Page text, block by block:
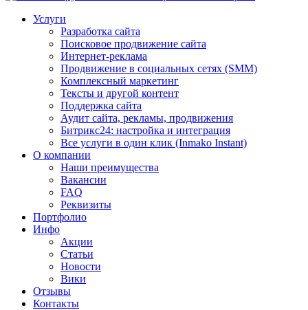
Услуги
Разработка сайта
Поисковое продвижение сайта
Интернет-реклама
Продвижение в социальных сетях (SMM)
Комплексный маркетинг
Тексты и другой контент
Поддержка сайта
Аудит сайта, рекламы, продвижения
Битрикс24: настройка и интеграция
Все услуги в один клик (Inmako Instant)
О компании
Наши преимущества
Вакансии
FAQ
Реквизиты
Портфолио
Инфо
Акции
Статьи
Новости
Вики
Отзывы
Контакты